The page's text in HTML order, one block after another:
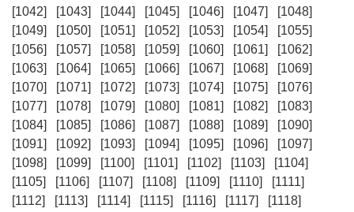
[1042]
[1043] [1044] [1045] [1046] [1047]
[1048]
[1049]
[1050] [1051] [1052] [1053] [1054]
[1055]
[1056]
[1057] [1058] [1059] [1060] [1061]
[1062]
[1063]
[1064] [1065] [1066] [1067] [1068]
[1069]
[1070]
[1071] [1072] [1073] [1074] [1075]
[1076]
[1077]
[1078] [1079] [1080] [1081] [1082]
[1083]
[1084]
[1085] [1086] [1087] [1088] [1089]
[1090]
[1091]
[1092] [1093] [1094] [1095] [1096]
[1097]
[1098]
[1099] [1100] [1101] [1102] [1103]
[1104]
[1105]
[1106] [1107] [1108] [1109] [1110]
[1111]
[1112]
[1113] [1114] [1115] [1116] [1117]
[1118]